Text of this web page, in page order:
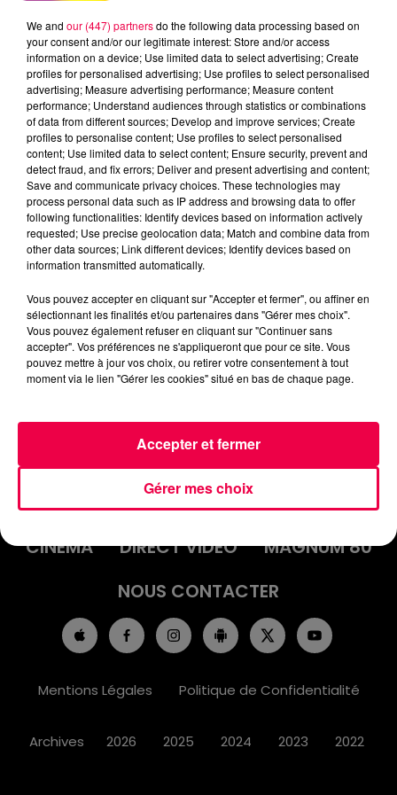
Flash infos
Crédit :Flash infos
INFOS
AGENDA
JEUX
PODCASTS
CINÉMA
DIRECT VIDÉO
MAGNUM 80
NOUS CONTACTER
Mentions Légales Politique de Confidentialité
Archives 2026 2025 2024 2023 2022
We and our (447) partnersdo the following data processing based on
your consent and/or our legitimate interest: Store and/or access
information on a device; Use limited data to select advertising; Create
profiles for personalised advertising; Use profiles to select personalised
advertising; Measure advertising performance; Measure content
performance; Understand audiences through statistics or combinations
of data from different sources; Develop and improve services; Create
profiles to personalise content; Use profiles to select personalised
content; Use limited data to select content; Ensure security, prevent and
detect fraud, and fix errors; Deliver and present advertising and content;
Save and communicate privacy choices. These technologies may
process personal data such as IP address and browsing data to offer
following functionalities: Identify devices based on information actively
requested; Use precise geolocation data; Match and combine data from
other data sources; Link different devices; Identify devices based on
information transmitted automatically.
Vous pouvez accepter en cliquant sur "Accepter et fermer", ou affiner en
sélectionnant les finalités et/ou partenaires dans "Gérer mes choix".
Vous pouvez également refuser en cliquant sur "Continuer sans
accepter". Vos préférences ne s'appliqueront que pour ce site. Vous
pouvez mettre à jour vos choix, ou retirer votre consentement à tout
moment via le lien "Gérer les cookies" situé en bas de chaque page.
Gérer mes choix
Accepter et fermer